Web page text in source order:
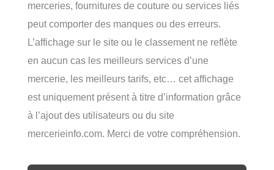
merceries, fournitures de couture ou services liés
peut comporter des manques ou des erreurs.
L’affichage sur le site ou le classement ne reflète
en aucun cas les meilleurs services d’une
mercerie, les meilleurs tarifs, etc… cet affichage
est uniquement présent à titre d’information grâce
à l’ajout des utilisateurs ou du site
mercerieinfo.com. Merci de votre compréhension.